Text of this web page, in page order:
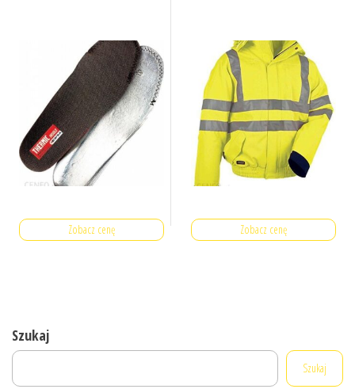
Zobacz cenę Zobacz cenę
Szukaj
Szukaj